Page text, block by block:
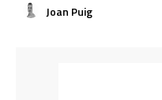
Joan Puig